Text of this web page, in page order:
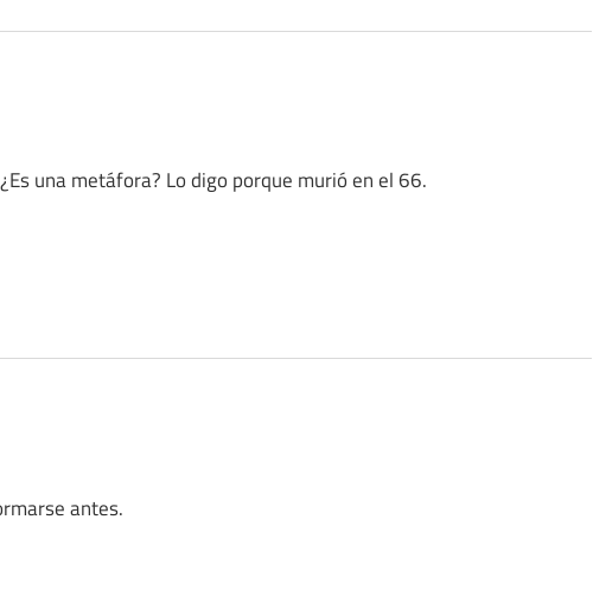
una metáfora? Lo digo porque murió en el 66.
antes.